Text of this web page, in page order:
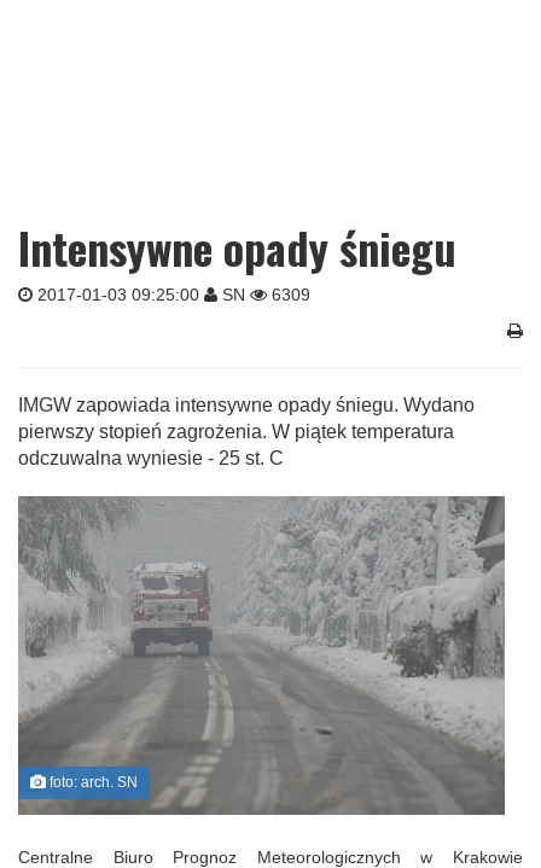
Intensywne opady śniegu
2017-01-03 09:25:00 SN 6309
IMGW zapowiada intensywne opady śniegu. Wydano
pierwszy stopień zagrożenia. W piątek temperatura
odczuwalna wyniesie - 25 st. C
foto: arch. SN
Centralne Biuro Prognoz Meteorologicznych w Krakowie